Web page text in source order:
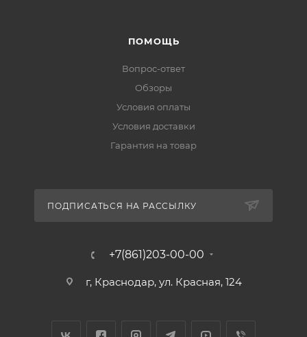
ПОМОЩЬ
Вопрос-ответ
Обзоры
Условия оплаты
Условия доставки
Гарантия на товар
ПОДПИСАТЬСЯ НА РАССЫЛКУ
+7(861)203-00-00
г, Краснодар, ул. Красная, 124